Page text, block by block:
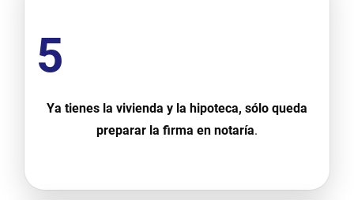
5
Ya tienes la vivienda y la hipoteca, sólo queda
preparar la firma en notaría.